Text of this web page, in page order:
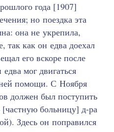
года [1907]
но поездка эта
она не укрепила,
так как он едва доехал
его вскоре после
мог двигаться
помощи. С Ноября
должен был поступить
больницу] д-ра
Здесь он поправился